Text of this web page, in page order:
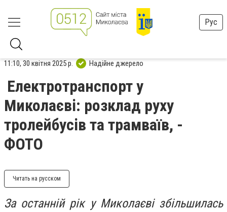
Рус
11:10, 30 квітня 2025 р. Надійне джерело
Електротранспорт у
Миколаєві: розклад руху
тролейбусів та трамваїв, -
ФОТО
Читать на русском
За останній рік у Миколаєві збільшилась